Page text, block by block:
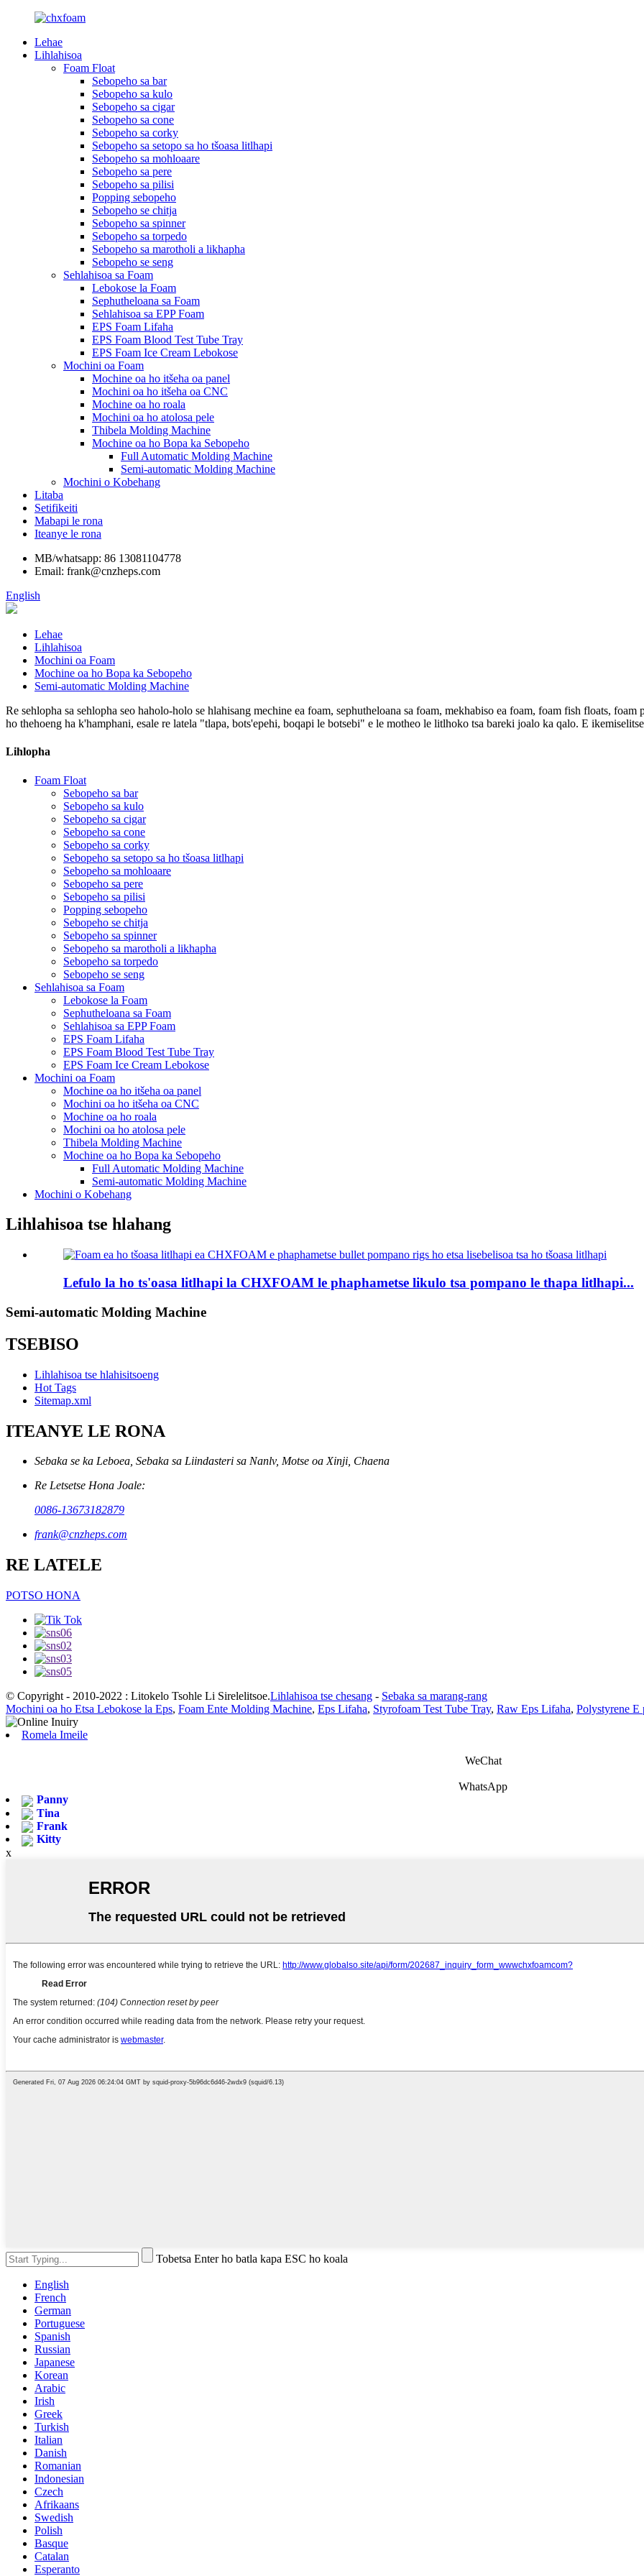
Lehae
Lihlahisoa
Foam Float
Sebopeho sa bar
Sebopeho sa kulo
Sebopeho sa cigar
Sebopeho sa cone
Sebopeho sa corky
Sebopeho sa setopo sa ho tšoasa litlhapi
Sebopeho sa mohloaare
Sebopeho sa pere
Sebopeho sa pilisi
Popping sebopeho
Sebopeho se chitja
Sebopeho sa spinner
Sebopeho sa torpedo
Sebopeho sa marotholi a likhapha
Sebopeho se seng
Sehlahisoa sa Foam
Lebokose la Foam
Sephutheloana sa Foam
Sehlahisoa sa EPP Foam
EPS Foam Lifaha
EPS Foam Blood Test Tube Tray
EPS Foam Ice Cream Lebokose
Mochini oa Foam
Mochine oa ho itšeha oa panel
Mochini oa ho itšeha oa CNC
Mochine oa ho roala
Mochini oa ho atolosa pele
Thibela Molding Machine
Mochine oa ho Bopa ka Sebopeho
Full Automatic Molding Machine
Semi-automatic Molding Machine
Mochini o Kobehang
Litaba
Setifikeiti
Mabapi le rona
Iteanye le rona
MB/whatsapp: 86 13081104778
Email: frank@cnzheps.com
English
Lehae
Lihlahisoa
Mochini oa Foam
Mochine oa ho Bopa ka Sebopeho
Semi-automatic Molding Machine
Re sehlopha sa sehlopha seo haholo-holo se hlahisang mechine ea foam, sephutheloana sa foam, mekhabiso ea foam, foam fish floats,
ho thehoeng ha k'hamphani, esale re latela "tlapa, bots'epehi, boqapi le botsebi" e le motheo le litlhoko tsa bareki joalo ka qalo. E
Lihlopha
Foam Float
Sebopeho sa bar
Sebopeho sa kulo
Sebopeho sa cigar
Sebopeho sa cone
Sebopeho sa corky
Sebopeho sa setopo sa ho tšoasa litlhapi
Sebopeho sa mohloaare
Sebopeho sa pere
Sebopeho sa pilisi
Popping sebopeho
Sebopeho se chitja
Sebopeho sa spinner
Sebopeho sa marotholi a likhapha
Sebopeho sa torpedo
Sebopeho se seng
Sehlahisoa sa Foam
Lebokose la Foam
Sephutheloana sa Foam
Sehlahisoa sa EPP Foam
EPS Foam Lifaha
EPS Foam Blood Test Tube Tray
EPS Foam Ice Cream Lebokose
Mochini oa Foam
Mochine oa ho itšeha oa panel
Mochini oa ho itšeha oa CNC
Mochine oa ho roala
Mochini oa ho atolosa pele
Thibela Molding Machine
Mochine oa ho Bopa ka Sebopeho
Full Automatic Molding Machine
Semi-automatic Molding Machine
Mochini o Kobehang
Lihlahisoa tse hlahang
Lefulo la ho ts'oasa litlhapi la CHXFOAM le phaphametse likulo tsa pompano le thapa litlhapi...
Semi-automatic Molding Machine
TSEBISO
Lihlahisoa tse hlahisitsoeng
Hot Tags
Sitemap.xml
ITEANYE LE RONA
Sebaka se ka Leboea, Sebaka sa Liindasteri sa Nanlv, Motse oa Xinji, Chaena
Re Letsetse Hona Joale:
0086-13673182879
frank@cnzheps.com
RE LATELE
POTSO HONA
© Copyright - 2010-2022 : Litokelo Tsohle Li Sirelelitsoe.Lihlahisoa tse chesang - Sebaka sa marang-rang
Mochini oa ho Etsa Lebokose la Eps, Foam Ente Molding Machine, Eps Lifaha, Styrofoam Test Tube Tray, Raw Eps Lifaha, Polystyrene E
Romela Imeile
WeChat
WhatsApp
Panny
Tina
Frank
Kitty
x
Tobetsa Enter ho batla kapa ESC ho koala
English
French
German
Portuguese
Spanish
Russian
Japanese
Korean
Arabic
Irish
Greek
Turkish
Italian
Danish
Romanian
Indonesian
Czech
Afrikaans
Swedish
Polish
Basque
Catalan
Esperanto